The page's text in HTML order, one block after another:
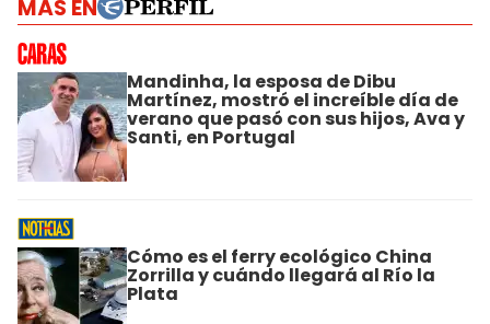
MÁS EN
Mandinha, la esposa de Dibu
Martínez, mostró el increíble día de
verano que pasó con sus hijos, Ava y
Santi, en Portugal
Cómo es el ferry ecológico China
Zorrilla y cuándo llegará al Río la
Plata